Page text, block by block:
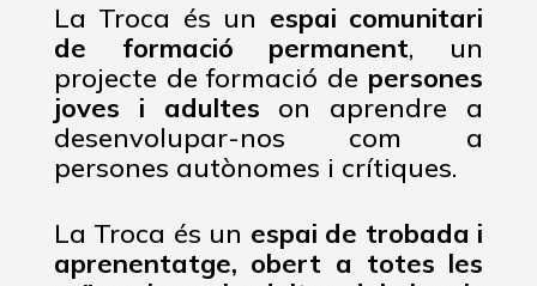
La Troca és un espai comunitari
de formació permanent, un
projecte de formació de persones
joves i adultes on aprendre a
desenvolupar-nos com a
persones autònomes i crítiques.
La Troca és un espai de trobada i
aprenentatge, obert a totes les